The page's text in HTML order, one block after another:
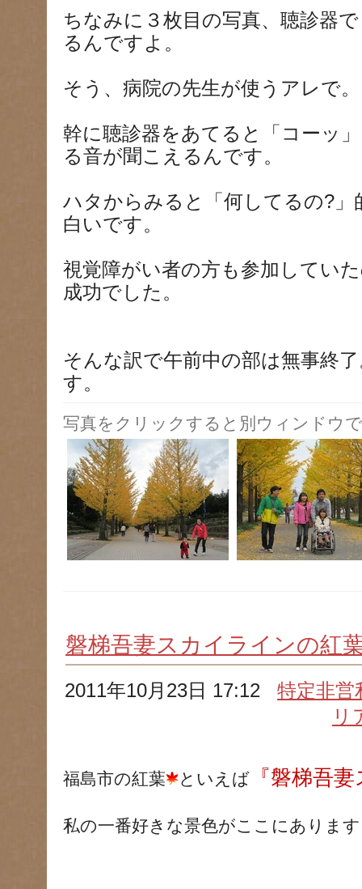
ちなみに３枚目の写真、聴診器
るんですよ。
そう、病院の先生が使うアレで。
幹に聴診器をあてると「コーッ
る音が聞こえるんです。
ハタからみると「何してるの?」
白いです。
視覚障がい者の方も参加してい
成功でした。
そんな訳で午前中の部は無事終
す。
写真をクリックすると別ウィンドウ
磐梯吾妻スカイラインの紅
2011年10月23日 17:12特定非
リ
福島市の紅葉 といえば 『磐梯吾
私の一番好きな景色がここにありま